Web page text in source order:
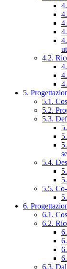
4.2.
5.
5.1.
5.2.
5.3.
5.4.
5.5.
6.
6.1.
6.2.
6.3.